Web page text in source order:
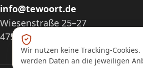
info@tewoort.de
Wiesenstraße 25–27
47533 Kleve
Wir nutzen keine Tracking-
werden Daten an die jeweiligen